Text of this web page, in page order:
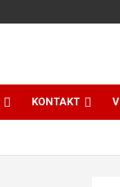
KONTAKT